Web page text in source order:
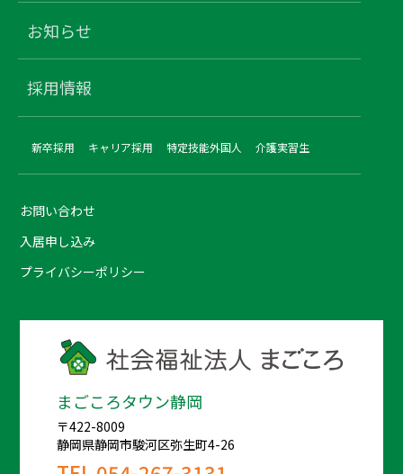
お知らせ
採用情報
新卒採用 キャリア採用 特定技能外国人 介護実習生
お問い合わせ
入居申し込み
プライバシーポリシー
まごころタウン静岡
〒422-8009
静岡県静岡市駿河区弥生町4-26